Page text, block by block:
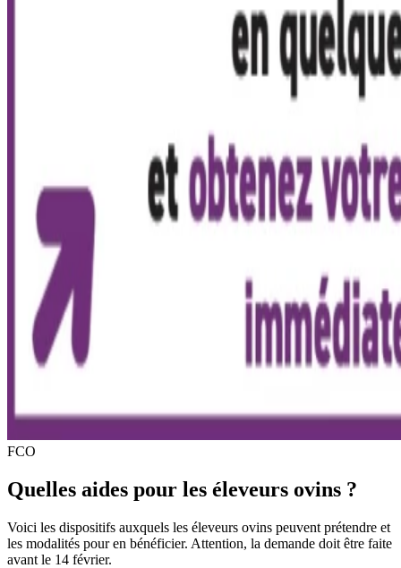
FCO
Quelles aides pour les éleveurs ovins ?
Voici les dispositifs auxquels les éleveurs ovins peuvent prétendre et
les modalités pour en bénéficier. Attention, la demande doit être faite
avant le 14 février.